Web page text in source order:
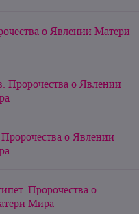
о Явлении Матери
Пророчества о Явлении
о Явлении
Пророчества о
Мира